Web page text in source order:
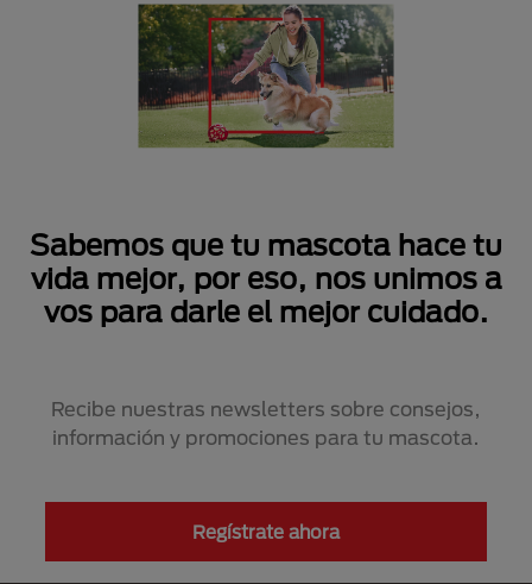
Sabemos que tu mascota hace tu
vida mejor, por eso, nos unimos a
vos para darle el mejor cuidado.
Recibe nuestras newsletters sobre consejos,
información y promociones para tu mascota.
Regístrate ahora